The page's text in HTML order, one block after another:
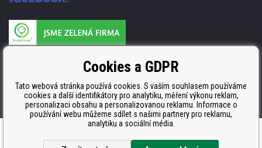
ISO 9001. ISO 14001 a STMC.
Tento eshop dodala firmaBINARGON.cz
Cookies a GDPR
Tato webová stránka používá cookies. S vaším souhlasem používáme
cookies a další identifikátory pro analytiku, měření výkonu reklam,
personalizaci obsahu a personalizovanou reklamu. Informace o
používání webu můžeme sdílet s našimi partnery pro reklamu,
analytiku a sociální média.